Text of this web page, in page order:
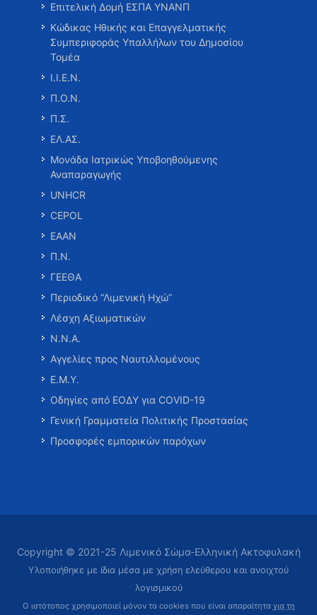
Επιτελική Δομή ΕΣΠΑ ΥΝΑΝΠ
Κώδικας Ηθικής και Επαγγελματικής
Συμπεριφοράς Υπαλλήλων του Δημοσίου
Τομέα
Ι.Ι.Ε.Ν.
Π.Ο.Ν.
Π.Σ.
ΕΛ.ΑΣ.
Μονάδα Ιατρικώς Υποβοηθούμενης
Αναπαραγωγής
UNHCR
CEPOL
ΕΑΑΝ
Π.Ν.
ΓΕΕΘΑ
Περιοδικό “Λιμενική Ηχώ”
Λέσχη Αξιωματικών
Ν.Ν.Α.
Αγγελίες προς Ναυτιλλομένους
Ε.Μ.Υ.
Οδηγίες από ΕΟΔΥ για COVID-19
Γενική Γραμματεία Πολιτικής Προστασίας
Προσφορές εμπορικών παρόχων
Copyright © 2021-25 Λιμενικό Σώμα-Ελληνική Ακτοφυλακή
Υλοποιήθηκε με ίδια μέσα με χρήση ελεύθερου και ανοιχτού
λογισμικού
Ο ιστότοπος χρησιμοποιεί μόνον τα cookies που είναι απαραίτητα για τη